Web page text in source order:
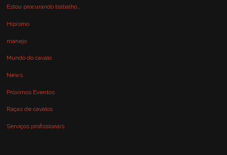
Estou procurando trabalho…
Hipismo
manejo
Mundo do cavalo
News
Próximos Eventos
Raças de cavalos
Serviços profissionais